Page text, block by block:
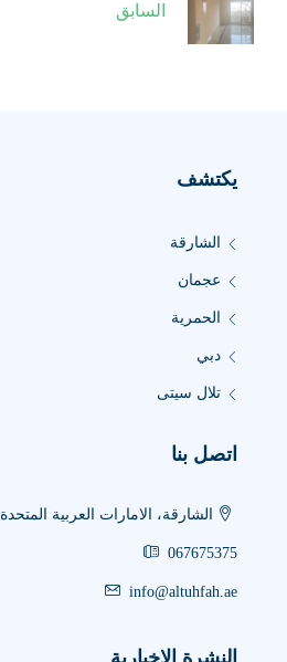
السابق
يكتشف
الشارقة
عجمان
الحمرية
دبي
تلال سيتى
اتصل بنا
الشارقة، الامارات العربية المتحدة
067675375
info@altuhfah.ae
النشرة الإخبارية